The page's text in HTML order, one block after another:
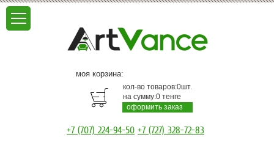
моя корзина:
кол-во товаров:0шт.
на сумму:0 тенге
оформить заказ
+7 (707) 224-94-50 +7 (727) 328-72-83